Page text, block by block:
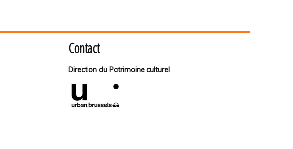
Contact
Direction du Patrimoine culturel